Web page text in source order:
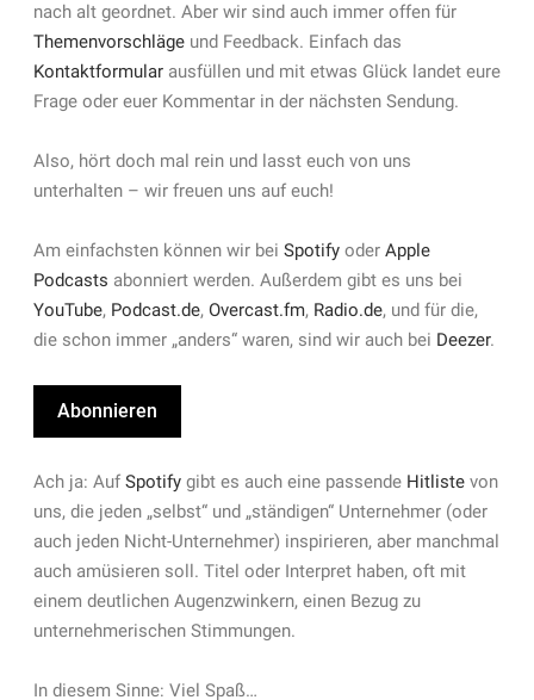
nach alt geordnet. Aber wir sind auch immer offen für
Themenvorschlägeund Feedback. Einfach das
Kontaktformularausfüllen und mit etwas Glück landet eure
Frage oder euer Kommentar in der nächsten Sendung.
Also, hört doch mal rein und lasst euch von uns
unterhalten – wir freuen uns auf euch!
Am einfachsten können wir bei Spotifyoder Apple
Podcasts abonniert werden. Außerdem gibt es uns bei
YouTube, Podcast.de, Overcast.fm, Radio.de, und für die,
die schon immer „anders“ waren, sind wir auch bei Deezer.
Abonnieren
Ach ja: Auf Spotifygibt es auch eine passende Hitlistevon
uns, die jeden „selbst“ und „ständigen“ Unternehmer (oder
auch jeden Nicht-Unternehmer) inspirieren, aber manchmal
auch amüsieren soll. Titel oder Interpret haben, oft mit
einem deutlichen Augenzwinkern, einen Bezug zu
unternehmerischen Stimmungen.
In diesem Sinne: Viel Spaß…